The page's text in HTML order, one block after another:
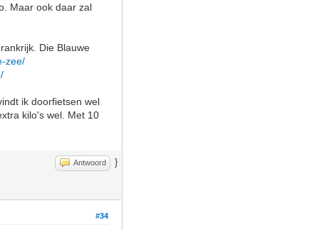
Maar ook daar zal
Die Blauwe
zee/
ik doorfietsen wel
kilo's wel. Met 10
Antwoord }
#34